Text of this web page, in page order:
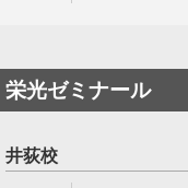
栄光ゼミナール
井荻校